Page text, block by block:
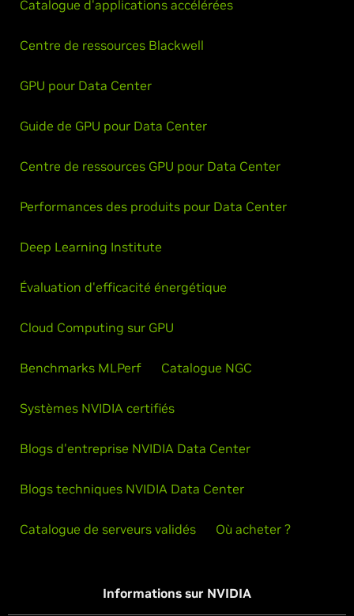
Catalogue d'applications accélérées
Centre de ressources Blackwell
GPU pour Data Center
Guide de GPU pour Data Center
Centre de ressources GPU pour Data Center
Performances des produits pour Data Center
Deep Learning Institute
Évaluation d'efficacité énergétique
Cloud Computing sur GPU
Benchmarks MLPerf Catalogue NGC
Systèmes NVIDIA certifiés
Blogs d'entreprise NVIDIA Data Center
Blogs techniques NVIDIA Data Center
Catalogue de serveurs validés Où acheter ?
Informations sur NVIDIA